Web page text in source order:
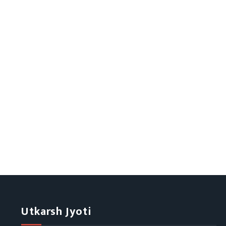
Utkarsh Jyoti